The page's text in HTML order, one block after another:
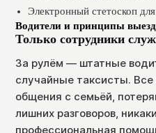
Электронный стетоскоп
Водители и принципы
Только сотрудники
За рулём — штатные
случайные таксисты.
общения с семьёй,
лишних разговоров,
профессиональная